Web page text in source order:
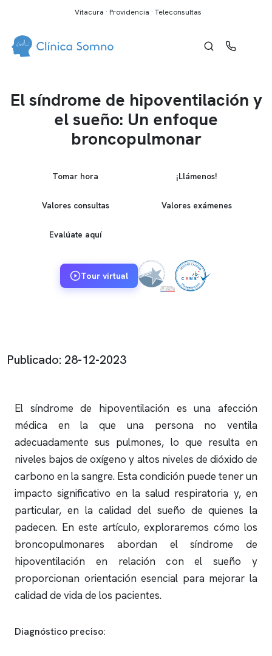
Vitacura · Providencia · Teleconsultas
El síndrome de hipoventilación y
el sueño: Un enfoque
broncopulmonar
Tomar hora ¡Llámenos!
Valores consultas Valores exámenes
Evalúate aquí
Tour virtual
Publicado: 28-12-2023
El síndrome de hipoventilación es una afección
médica en la que una persona no ventila
adecuadamente sus pulmones, lo que resulta en
niveles bajos de oxígeno y altos niveles de dióxido de
carbono en la sangre. Esta condición puede tener un
impacto significativo en la salud respiratoria y, en
particular, en la calidad del sueño de quienes la
padecen. En este artículo, exploraremos cómo los
broncopulmonares abordan el síndrome de
hipoventilación en relación con el sueño y
proporcionan orientación esencial para mejorar la
calidad de vida de los pacientes.
Diagnóstico preciso: